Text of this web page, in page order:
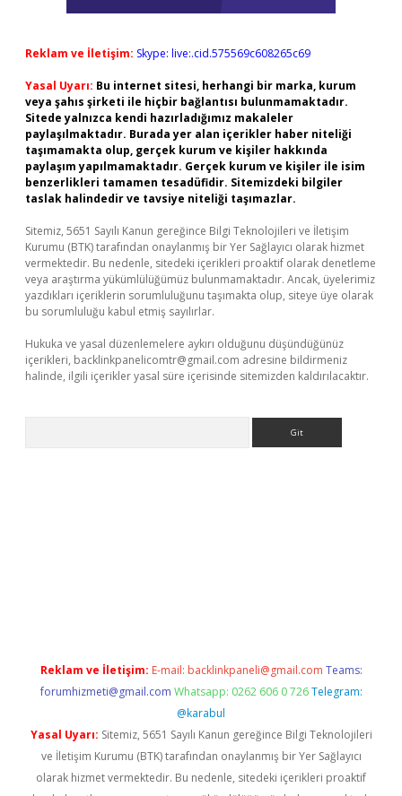
Reklam ve İletişim: Skype: live:.cid.575569c608265c69
Yasal Uyarı: Bu internet sitesi, herhangi bir marka, kurum
veya şahıs şirketi ile hiçbir bağlantısı bulunmamaktadır.
Sitede yalnızca kendi hazırladığımız makaleler
paylaşılmaktadır. Burada yer alan içerikler haber niteliği
taşımamakta olup, gerçek kurum ve kişiler hakkında
paylaşım yapılmamaktadır. Gerçek kurum ve kişiler ile isim
benzerlikleri tamamen tesadüfidir. Sitemizdeki bilgiler
taslak halindedir ve tavsiye niteliği taşımazlar.
Sitemiz, 5651 Sayılı Kanun gereğince Bilgi Teknolojileri ve İletişim
Kurumu (BTK) tarafından onaylanmış bir Yer Sağlayıcı olarak hizmet
vermektedir. Bu nedenle, sitedeki içerikleri proaktif olarak denetleme
veya araştırma yükümlülüğümüz bulunmamaktadır. Ancak, üyelerimiz
yazdıkları içeriklerin sorumluluğunu taşımakta olup, siteye üye olarak
bu sorumluluğu kabul etmiş sayılırlar.
Hukuka ve yasal düzenlemelere aykırı olduğunu düşündüğünüz
içerikleri, backlinkpanelicomtr@gmail.com adresine bildirmeniz
halinde, ilgili içerikler yasal süre içerisinde sitemizden kaldırılacaktır.
Reklam ve İletişim: E-mail: backlinkpaneli@gmail.com Teams:
forumhizmeti@gmail.com Whatsapp: 0262 606 0 726 Telegram:
@karabul
Yasal Uyarı: Sitemiz, 5651 Sayılı Kanun gereğince Bilgi Teknolojileri
ve İletişim Kurumu (BTK) tarafından onaylanmış bir Yer Sağlayıcı
olarak hizmet vermektedir. Bu nedenle, sitedeki içerikleri proaktif